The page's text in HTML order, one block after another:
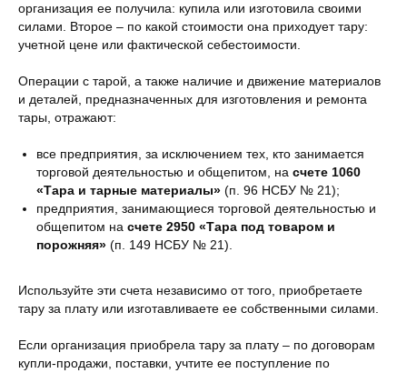
организация ее получила: купила или изготовила своими
силами. Второе – по какой стоимости она приходует тару:
учетной цене или фактической себестоимости.
Операции с тарой, а также наличие и движение материалов
и деталей, предназначенных для изготовления и ремонта
тары, отражают:
все предприятия, за исключением тех, кто занимается
торговой деятельностью и общепитом, на счете 1060
«Тара и тарные материалы» (п. 96 НСБУ № 21);
предприятия, занимающиеся торговой деятельностью и
общепитом на счете 2950 «Тара под товаром и
порожняя» (п. 149 НСБУ № 21).
Используйте эти счета независимо от того, приобретаете
тару за плату или изготавливаете ее собственными силами.
Если организация приобрела тару за плату – по договорам
купли-продажи, поставки, учтите ее поступление по